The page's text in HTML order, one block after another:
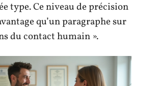
type. Ce niveau de précision
qu’un paragraphe sur
du contact humain ».